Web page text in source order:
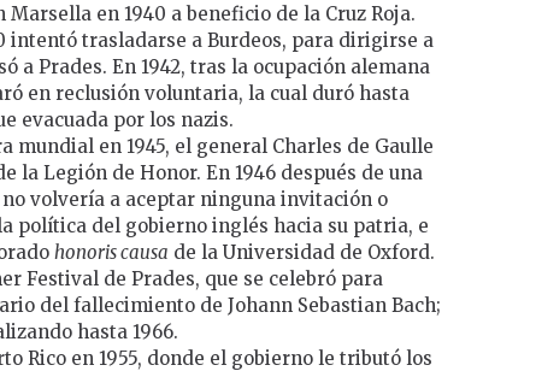
en 1940 a beneficio de la Cruz Roja.
intentó trasladarse a Burdeos, para dirigirse a
a Prades. En 1942, tras la ocupación alemana
en reclusión voluntaria, la cual duró hasta
evacuada por los nazis.
mundial en 1945, el general Charles de Gaulle
la Legión de Honor. En 1946 después de una
volvería a aceptar ninguna invitación o
política del gobierno inglés hacia su patria, e
honoris causa de la Universidad de Oxford.
Festival de Prades, que se celebró para
del fallecimiento de Johann Sebastian Bach;
hasta 1966.
Rico en 1955, donde el gobierno le tributó los